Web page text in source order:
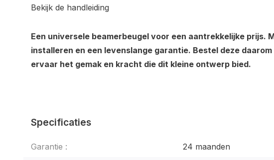
Bekijk de handleiding
Een universele beamerbeugel voor een aantrekkelijke prijs.
installeren en een levenslange garantie. Bestel deze daarom
ervaar het gemak en kracht die dit kleine ontwerp bied.
Specificaties
Garantie : 24 maanden